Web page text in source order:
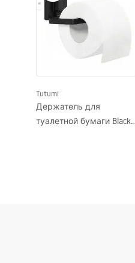
Ширина
Высота
Глубина
Tutumi
Держатель для
туалетной бумаги Black